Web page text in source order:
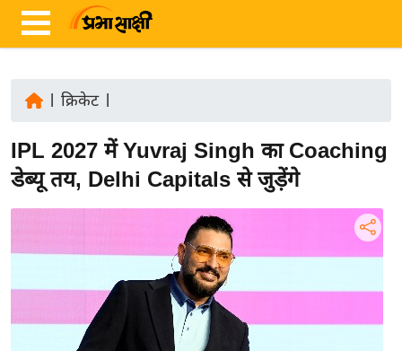
ज़ा
ख
रा
अं
क्रिकेट|
IPL 2027 में Yuvraj Singh का Coaching
डेब्यू तय, Delhi Capitals से जुड़ेंगे